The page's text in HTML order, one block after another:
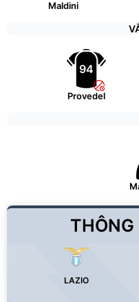
Maldini
94
Provedel
LAZIO